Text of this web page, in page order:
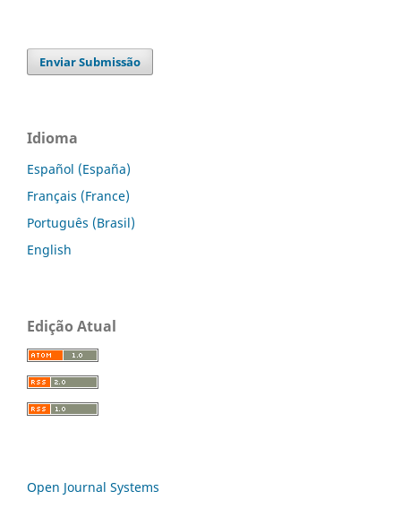
Enviar Submissão
Idioma
Español (España)
Français (France)
Português (Brasil)
English
Edição Atual
Open Journal Systems